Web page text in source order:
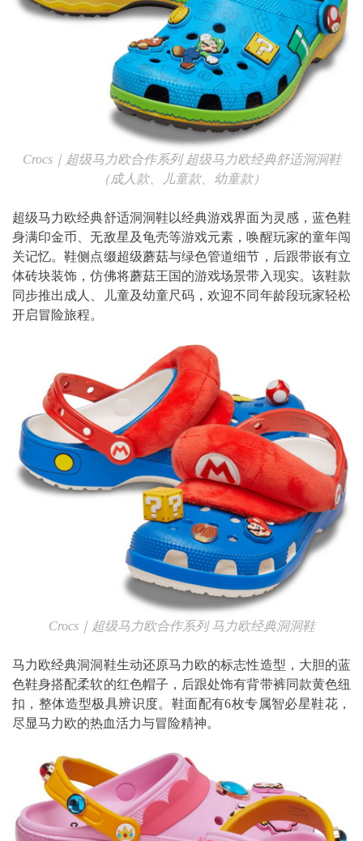
Crocs｜超级马力欧合作系列 超级马力欧经典舒适洞洞鞋
（成人款、儿童款、幼童款）
超级马力欧经典舒适洞洞鞋以经典游戏界面为灵感，蓝色鞋
身满印金币、无敌星及龟壳等游戏元素，唤醒玩家的童年闯
关记忆。鞋侧点缀超级蘑菇与绿色管道细节，后跟带嵌有立
体砖块装饰，仿佛将蘑菇王国的游戏场景带入现实。该鞋款
同步推出成人、儿童及幼童尺码，欢迎不同年龄段玩家轻松
开启冒险旅程。
Crocs｜超级马力欧合作系列 马力欧经典洞洞鞋
马力欧经典洞洞鞋生动还原马力欧的标志性造型，大胆的蓝
色鞋身搭配柔软的红色帽子，后跟处饰有背带裤同款黄色纽
扣，整体造型极具辨识度。鞋面配有6枚专属智必星鞋花，
尽显马力欧的热血活力与冒险精神。